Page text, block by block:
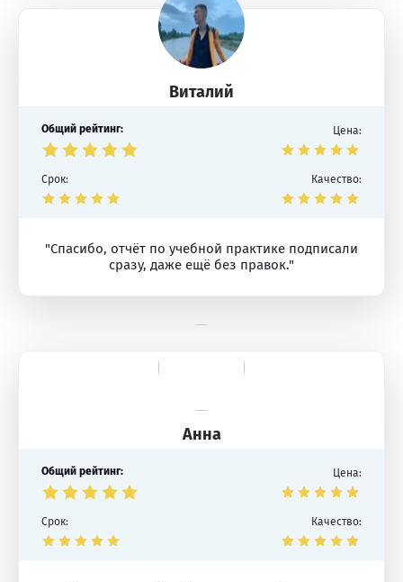
Виталий
Общий рейтинг: Цена:
Срок: Качество:
"Спасибо, отчёт по учебной практике подписали
сразу, даже ещё без правок."
Анна
Общий рейтинг: Цена:
Срок: Качество: